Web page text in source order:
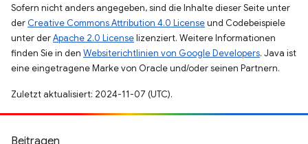
Sofern nicht anders angegeben, sind die Inhalte dieser Seite unter
der Creative Commons Attribution 4.0 Licenseund Codebeispiele
unter derApache 2.0 Licenselizenziert. Weitere Informationen
finden Sie in den Websiterichtlinien von Google Developers. Java ist
eine eingetragene Marke von Oracle und/oder seinen Partnern.
Zuletzt aktualisiert: 2024-11-07 (UTC).
Beitragen